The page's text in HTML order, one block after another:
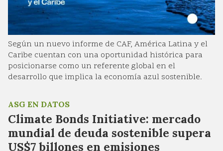
Según un nuevo informe de CAF, América Latina y el
Caribe cuentan con una oportunidad histórica para
posicionarse como un referente global en el
desarrollo que implica la economía azul sostenible.
Climate Bonds Initiative: mercado
mundial de deuda sostenible supera
US$7 billones en emisiones
ASG EN DATOS